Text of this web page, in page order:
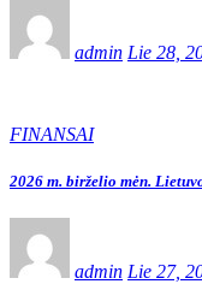
admin Lie 28,
FINANSAI
2026 m. birželio mėn.
admin Lie 27,